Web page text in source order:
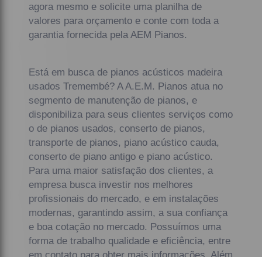
agora mesmo e solicite uma planilha de
valores para orçamento e conte com toda a
garantia fornecida pela AEM Pianos.
Está em busca de pianos acústicos madeira
usados Tremembé? A A.E.M. Pianos atua no
segmento de manutenção de pianos, e
disponibiliza para seus clientes serviços como
o de pianos usados, conserto de pianos,
transporte de pianos, piano acústico cauda,
conserto de piano antigo e piano acústico.
Para uma maior satisfação dos clientes, a
empresa busca investir nos melhores
profissionais do mercado, e em instalações
modernas, garantindo assim, a sua confiança
e boa cotação no mercado. Possuímos uma
forma de trabalho qualidade e eficiência, entre